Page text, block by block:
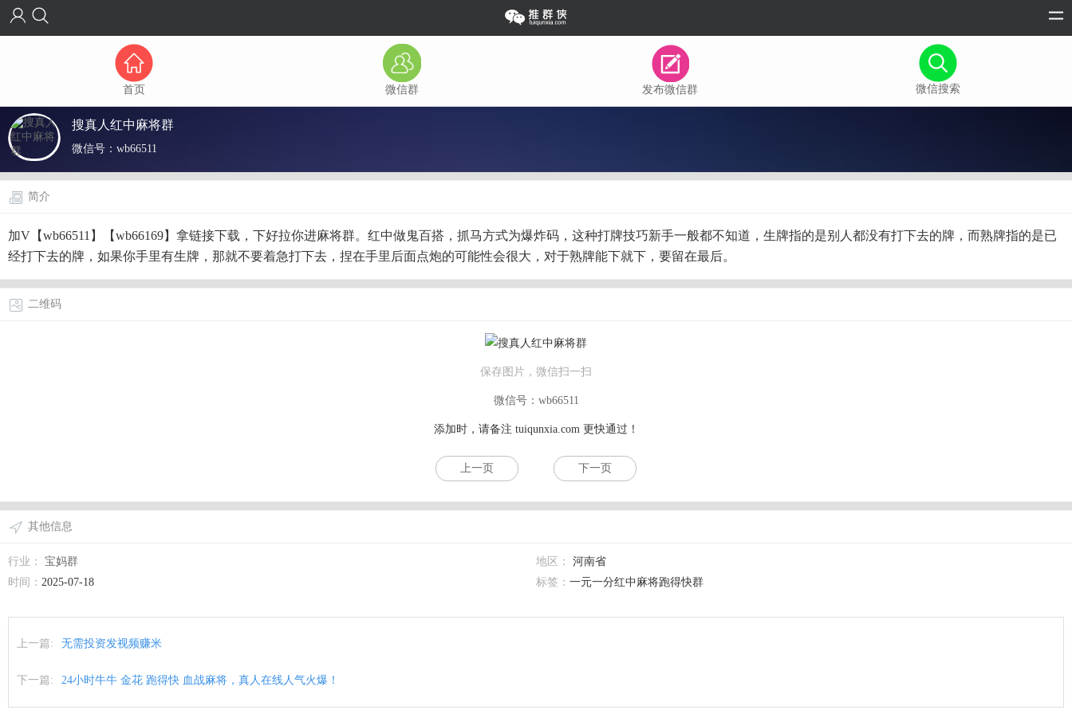
首页 微信群 发布微信群 微信搜索
搜真人红中麻将群
微信号： wb66511
简介
加V【wb66511】【wb66169】拿链接下载，下好拉你进麻将群。红中做鬼百搭，抓马方式为爆炸码，这种打牌技巧新手一般都不知道，生牌指的是别人都没有打下去的牌，而熟牌指的是已
经打下去的牌，如果你手里有生牌，那就不要着急打下去，捏在手里后面点炮的可能性会很大，对于熟牌能下就下，要留在最后。
二维码
保存图片，微信扫一扫
微信号：wb66511
添加时，请备注 tuiqunxia.com更快通过！
上一页 下一页
其他信息
行业： 宝妈群 地区：
河南省
时间： 2025-07-18 标签： 一元一分红中麻将跑得快群
上一篇: 无需投资发视频赚米
下一篇: 24小时牛牛 金花 跑得快 血战麻将，真人在线人气火爆！